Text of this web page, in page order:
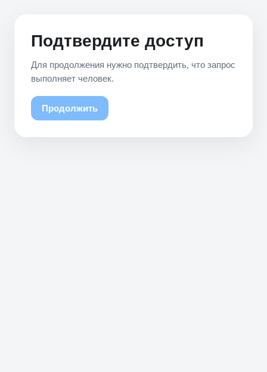
Подтвердите доступ
Для продолжения нужно подтвердить, что запрос
выполняет человек.
Продолжить